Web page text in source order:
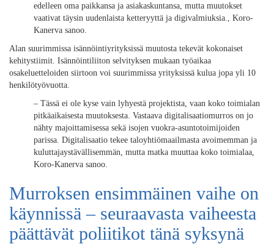
edelleen oma paikkansa ja asiakaskuntansa, mutta muutokset
vaativat täysin uudenlaista ketteryyttä ja digivalmiuksia., Koro-
Kanerva sanoo.
Alan suurimmissa isännöintiyrityksissä muutosta tekevät kokonaiset
kehitystiimit. Isännöintiliiton selvityksen mukaan työaikaa
osakeluetteloiden siirtoon voi suurimmissa yrityksissä kulua jopa yli 10
henkilötyövuotta.
– Tässä ei ole kyse vain lyhyestä projektista, vaan koko toimialan
pitkäaikaisesta muutoksesta. Vastaava digitalisaatiomurros on jo
nähty majoittamisessa sekä isojen vuokra-asuntotoimijoiden
parissa. Digitalisaatio tekee taloyhtiömaailmasta avoimemman ja
kuluttajaystävällisemmän, mutta matka muuttaa koko toimialaa,
Koro-Kanerva sanoo.
Murroksen ensimmäinen vaihe on
käynnissä – seuraavasta vaiheesta
päättävät poliitikot tänä syksynä